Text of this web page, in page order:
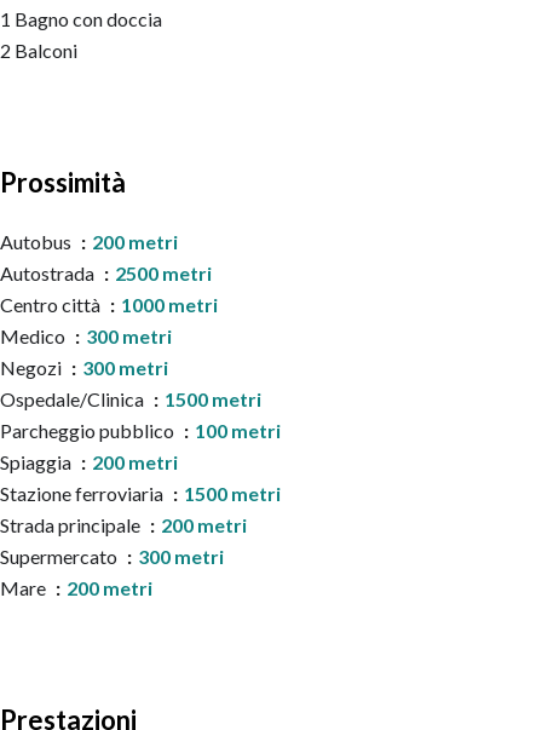
1 Bagno con doccia
2 Balconi
Prossimità
Autobus
200 metri
Autostrada
2500 metri
Centro città
1000 metri
Medico
300 metri
Negozi
300 metri
Ospedale/Clinica
1500 metri
Parcheggio pubblico
100 metri
Spiaggia
200 metri
Stazione ferroviaria
1500 metri
Strada principale
200 metri
Supermercato
300 metri
Mare
200 metri
Prestazioni